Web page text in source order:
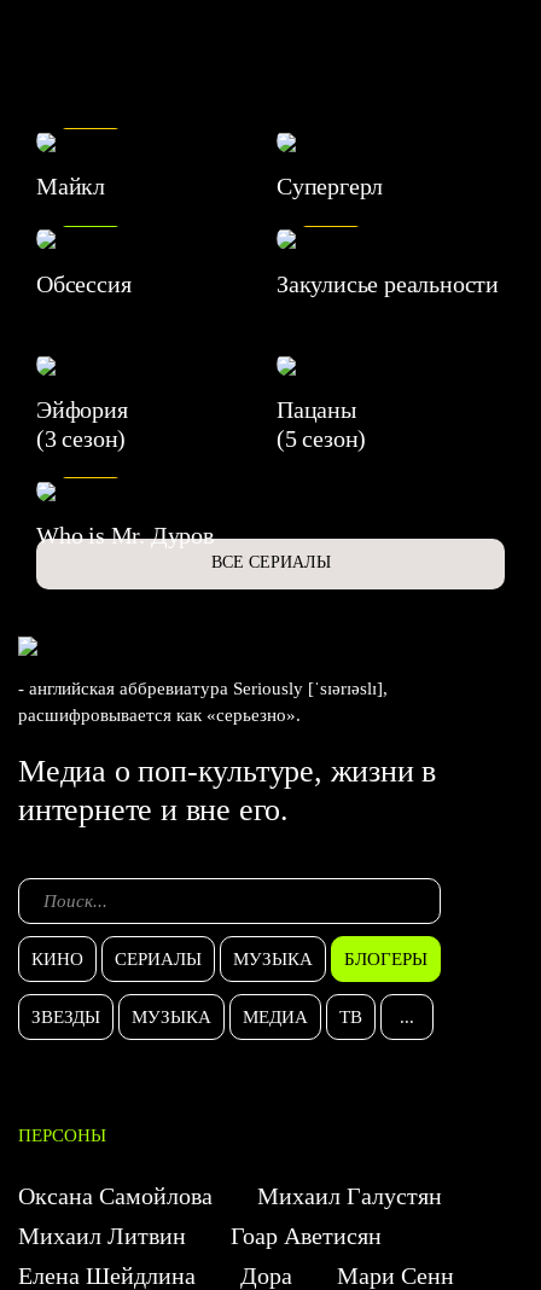
Майкл Супергерл
Обсессия
7.1
Закулисье реальности
Эйфория
(3 сезон)
Пацаны
(5 сезон)
Who is Mr. Дуров
ВСЕ СЕРИАЛЫ
- английская аббревиатура Seriously [ˈsɪərɪəslɪ],
расшифровывается как «серьезно».
Медиа о поп-культуре, жизни в
интернете и вне его.
КИНО СЕРИАЛЫ МУЗЫКА БЛОГЕРЫ
ЗВЕЗДЫ МУЗЫКА МЕДИА ТВ ...
ПЕРСОНЫ
Оксана Самойлова
Михаил Галустян
Михаил Литвин
Гоар Аветисян
Елена Шейдлина
Дора
Мари Сенн